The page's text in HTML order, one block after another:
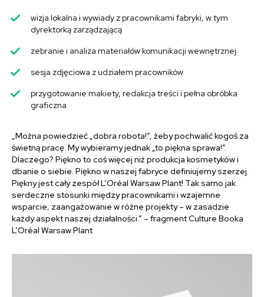
wizja lokalna i wywiady z pracownikami fabryki, w tym
dyrektorką zarządzającą
zebranie i analiza materiałów komunikacji wewnętrznej
sesja zdjęciowa z udziałem pracowników
przygotowanie makiety, redakcja treści i pełna obróbka
graficzna
„Można powiedzieć „dobra robota!”, żeby pochwalić kogoś za
świetną pracę. My wybieramy jednak „to piękna sprawa!”.
Dlaczego? Piękno to coś więcej niż produkcja kosmetyków i
dbanie o siebie. Piękno w naszej fabryce definiujemy szerzej.
Piękny jest cały zespół L’Oréal Warsaw Plant! Tak samo jak
serdeczne stosunki między pracownikami i wzajemne
wsparcie, zaangażowanie w różne projekty – w zasadzie
każdy aspekt naszej działalności.” – fragment Culture Booka
L’Oréal Warsaw Plant